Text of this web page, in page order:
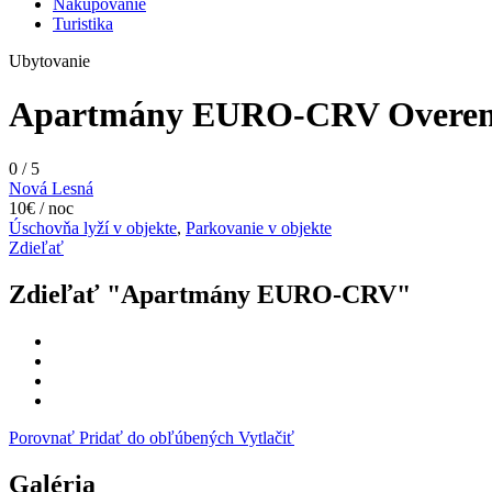
Nakupovanie
Turistika
Ubytovanie
Apartmány EURO-CRV
0 /5
Nová Lesná
10€ / noc
Úschovňa lyží v objekte, Parkovanie v objekte
Zdieľať
Zdieľať "Apartmány EURO-CRV"
Porovnať Pridať do obľúbených Vytlačiť
Galéria